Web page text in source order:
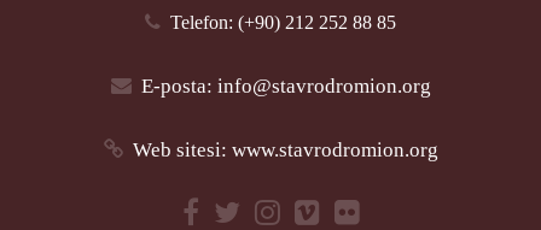
Telefon: (+90) 212 252 88 85
E-posta: info@stavrodromion.org
Web sitesi: www.stavrodromion.org